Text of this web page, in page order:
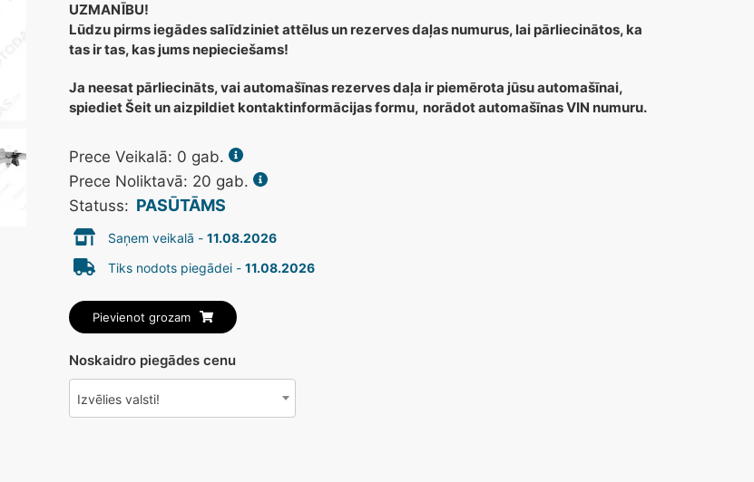
UZMANĪBU!
Lūdzu pirms iegādes salīdziniet attēlus un rezerves daļas numurus, lai pārliecinātos, ka
tas ir tas, kas jums nepieciešams!
Ja neesat pārliecināts, vai automašīnas rezerves daļa ir piemērota jūsu automašīnai,
spiediet Šeit un aizpildiet kontaktinformācijas formu, norādot automašīnas VIN numuru.
Prece Veikalā: 0 gab.
Prece Noliktavā: 20 gab.
Statuss: PASŪTĀMS
Saņem veikalā -11.08.2026
Tiks nodots piegādei -11.08.2026
Pievienot grozam
Noskaidro piegādes cenu
Izvēlies valsti!